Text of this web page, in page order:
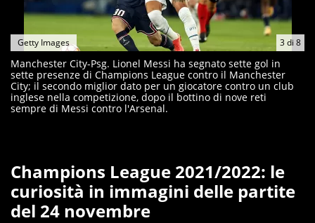
3di 8
Getty Images
Manchester City-Psg. Lionel Messi ha segnato sette gol in
sette presenze di Champions League contro il Manchester
City; il secondo miglior dato per un giocatore contro un club
inglese nella competizione, dopo il bottino di nove reti
sempre di Messi contro l'Arsenal.
Champions League 2021/2022: le
curiosità in immagini delle partite
del 24 novembre